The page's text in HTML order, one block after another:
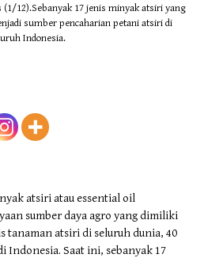
(1/12).Sebanyak 17 jenis minyak atsiri yang
sumber pencaharian petani atsiri di
Indonesia.
atsiri atau essential oil
sumber daya agro yang dimiliki
tanaman atsiri di seluruh dunia, 40
Indonesia. Saat ini, sebanyak 17